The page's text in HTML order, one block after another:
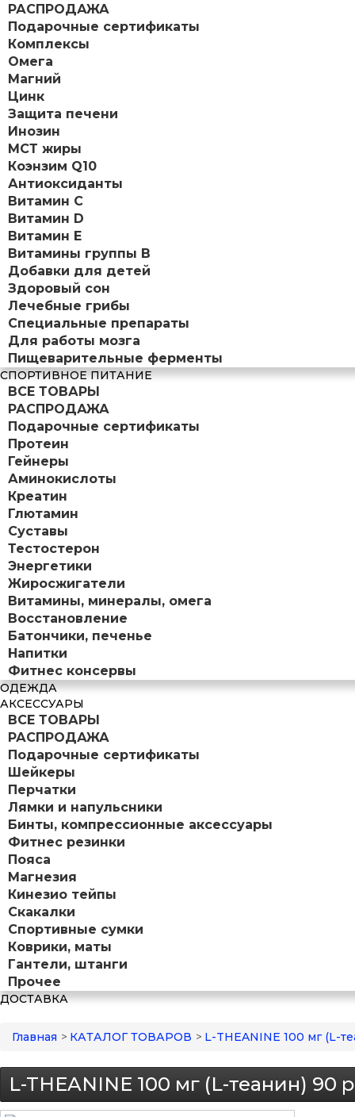
РАСПРОДАЖА
Подарочные сертификаты
Комплексы
Омега
Магний
Цинк
Защита печени
Инозин
МСТ жиры
Коэнзим Q10
Антиоксиданты
Витамин С
Витамин D
Витамин Е
Витамины группы B
Добавки для детей
Здоровый сон
Лечебные грибы
Специальные препараты
Для работы мозга
Пищеварительные ферменты
СПОРТИВНОЕ ПИТАНИЕ
ВСЕ ТОВАРЫ
РАСПРОДАЖА
Подарочные сертификаты
Протеин
Гейнеры
Аминокислоты
Креатин
Глютамин
Суставы
Тестостерон
Энергетики
Жиросжигатели
Витамины, минералы, омега
Восстановление
Батончики, печенье
Напитки
Фитнес консервы
ОДЕЖДА
АКСЕССУАРЫ
ВСЕ ТОВАРЫ
РАСПРОДАЖА
Подарочные сертификаты
Шейкеры
Перчатки
Лямки и напульсники
Бинты, компрессионные аксессуары
Фитнес резинки
Пояса
Магнезия
Кинезио тейпы
Скакалки
Спортивные сумки
Коврики, маты
Гантели, штанги
Прочее
ДОСТАВКА
Главная > КАТАЛОГ ТОВАРОВ > L-THEANINE 100 мг (L-
L-THEANINE 100 мг (L-теанин) 90